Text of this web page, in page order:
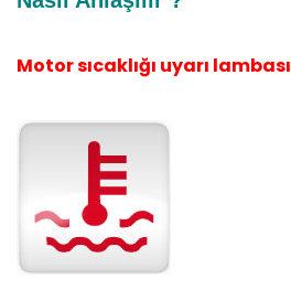
Motor sıcaklığı uyarı lambası